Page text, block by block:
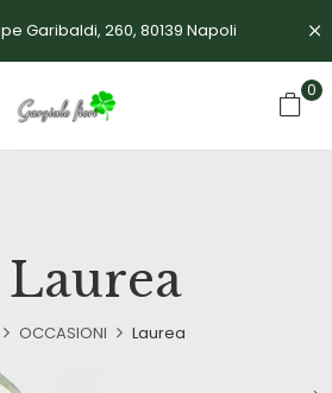
Garibaldi, 260, 80139 Napoli
0
Laurea
OCCASIONI Laurea